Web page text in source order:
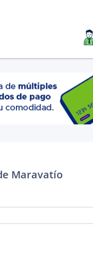
Maravatío